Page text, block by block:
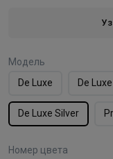
Модель
De Luxe
De
De Luxe Silver
Номер цвета